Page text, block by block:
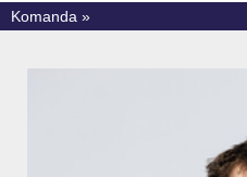
Komanda »